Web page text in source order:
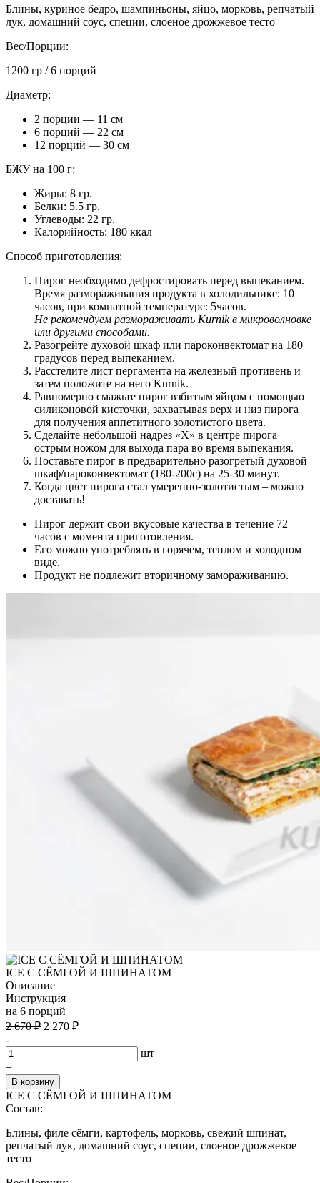
Блины, куриное бедро, шампиньоны, яйцо, морковь, репчатый
лук, домашний соус, специи, слоеное дрожжевое тесто
Вес/Порции:
1200 гр / 6 порций
Диаметр:
2 порции — 11 см
6 порций — 22 см
12 порций — 30 см
БЖУ на 100 г:
Жиры: 8 гр.
Белки: 5.5 гр.
Углеводы: 22 гр.
Калорийность: 180 ккал
Способ приготовления:
Пирог необходимо дефростировать перед выпеканием.
Время размораживания продукта в холодильнике: 10
часов, при комнатной температуре: 5часов.
Не рекомендуем размораживать Kurnik в микроволновке
или другими способами.
Разогрейте духовой шкаф или пароконвектомат на 180
градусов перед выпеканием.
Расстелите лист пергамента на железный противень и
затем положите на него Kurnik.
Равномерно смажьте пирог взбитым яйцом с помощью
силиконовой кисточки, захватывая верх и низ пирога
для получения аппетитного золотистого цвета.
Сделайте небольшой надрез «Х» в центре пирога
острым ножом для выхода пара во время выпекания.
Поставьте пирог в предварительно разогретый духовой
шкаф/пароконвектомат (180-200с) на 25-30 минут.
Когда цвет пирога стал умеренно-золотистым – можно
доставать!
Пирог держит свои вкусовые качества в течение 72
часов с момента приготовления.
Его можно употреблять в горячем, теплом и холодном
виде.
Продукт не подлежит вторичному замораживанию.
ICE С СЁМГОЙ И ШПИНАТОМ
Описание
Инструкция
на 6 порций
2 670₽ Первоначальная
составляла
2
670 ₽.
2 270 ₽Текущая
2
270 ₽.
-
шт
+
В корзину
ICE С СЁМГОЙ И ШПИНАТОМ
Состав:
Блины, филе сёмги, картофель, морковь, свежий шпинат,
репчатый лук, домашний соус, специи, слоеное дрожжевое
тесто